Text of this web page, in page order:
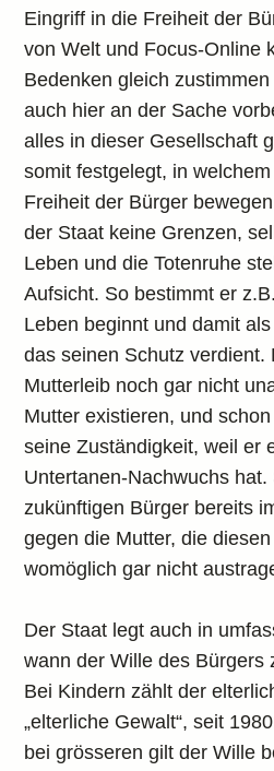
Eingriff in die Freiheit der
von Welt und Focus-Online
Bedenken gleich
auch hier an der Sache
alles in dieser Gesellschaft
somit festgelegt, in
Freiheit der Bürger
der Staat keine Grenzen,
Leben und die Totenruhe
Aufsicht. So bestimmt er
Leben beginnt und damit
das seinen Schutz verdient.
Mutterleib noch gar nicht
Mutter existieren, und
seine Zuständigkeit, weil er
Untertanen-Nachwuchs
zukünftigen Bürger bereits
gegen die Mutter, die
womöglich gar nicht
Der Staat legt auch in
wann der Wille des Bürgers
Bei Kindern zählt der
„elterliche Gewalt“, seit
bei grösseren gilt der Wille